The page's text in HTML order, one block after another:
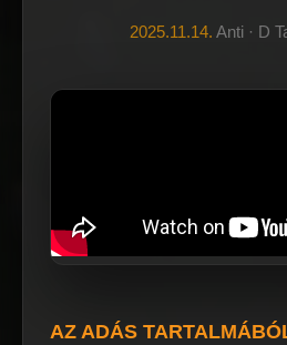
2025.11.14. Anti · D
AZ ADÁS